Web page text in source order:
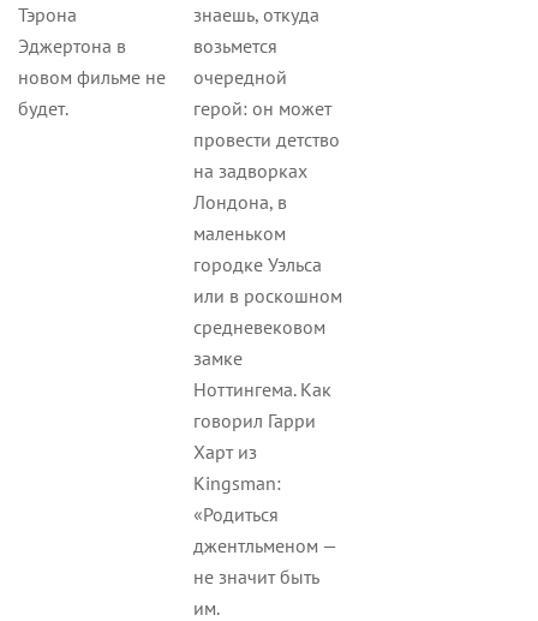
Тэрона
Эджертона в
новом фильме не
будет.
знаешь, откуда
возьмется
очередной
герой: он может
провести детство
на задворках
Лондона, в
маленьком
городке Уэльса
или в роскошном
средневековом
замке
Ноттингема. Как
говорил Гарри
Харт из
Kingsman:
«Родиться
джентльменом —
не значит быть
им.